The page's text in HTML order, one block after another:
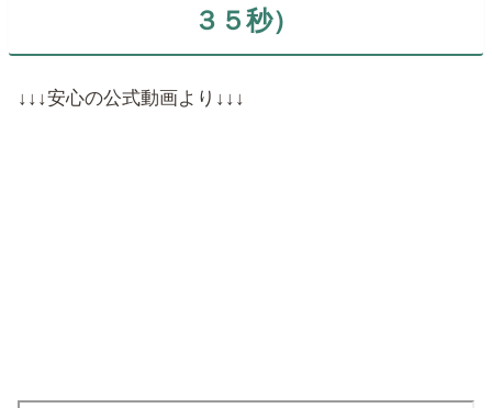
３５秒）
↓↓↓安心の公式動画より↓↓↓